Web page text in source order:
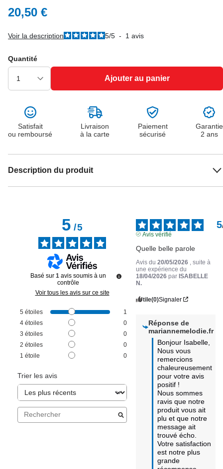
20,50 €
Voir la description 5/5 - 1 avis
Quantité
Ajouter au panier
Satisfait
ou remboursé
Livraison
à la carte
Paiement
sécurisé
Garantie
2 ans
Description du produit
5/5
Basé sur 1 avis soumis à un
contrôle
Voir tous les avis sur ce site
5 étoiles
1
4 étoiles
0
3 étoiles
0
2 étoiles
0
1 étoile 0
Trier les avis
5
Avis vérifié
Quelle belle parole
Avis du20/05/2026
, suite à
une expérience du
18/04/2026 parISABELLE
N.
Utile(0)Signaler
Réponse de
mariannemelodie.fr
Bonjour Isabelle,
Nous vous
remercions
chaleureusement
pour votre avis
positif !
Nous sommes
ravis que notre
produit vous ait
plu et que notre
message ait
trouvé écho.
Votre satisfaction
est notre plus
grande